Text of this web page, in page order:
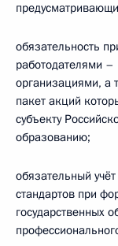
обязательность
работодателями
организациями, а
пакет акций
субъекту
образованию;
обязательный
стандартов при
государственных